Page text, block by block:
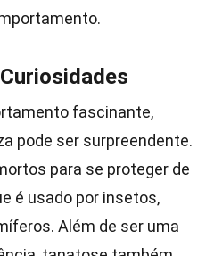
fascinante,
pode ser surpreendente.
para se proteger de
é usado por insetos,
Além de ser uma